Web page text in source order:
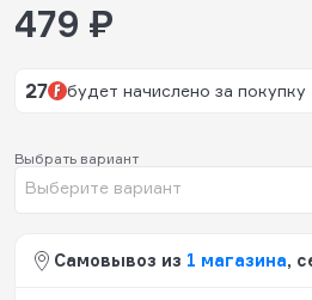
Выбрать вариант
Выберите вариант
479 ₽
27 будет начислено за покупку
Самовывоз из 1 магазина,